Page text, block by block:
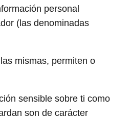
personal
(las denominadas
mismas, permiten o
sensible sobre ti como
son de carácter